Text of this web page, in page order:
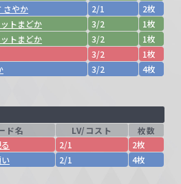
さやか 2/1
2枚
トまどか 3/2
1枚
トまどか 3/2
1枚
3/2
1枚
3/2 4枚
ド名 LV/コスト
枚数
2/1
2枚
2/1 4枚